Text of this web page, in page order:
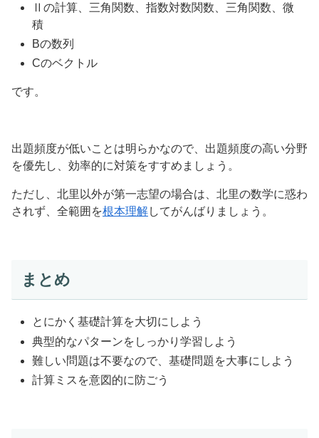
Ⅱの計算、三角関数、指数対数関数、三角関数、微
積
Bの数列
Cのベクトル
です。
出題頻度が低いことは明らかなので、出題頻度の高い分野
を優先し、効率的に対策をすすめましょう。
ただし、北里以外が第一志望の場合は、北里の数学に惑わ
されず、全範囲を根本理解してがんばりましょう。
まとめ
とにかく基礎計算を大切にしよう
典型的なパターンをしっかり学習しよう
難しい問題は不要なので、基礎問題を大事にしよう
計算ミスを意図的に防ごう